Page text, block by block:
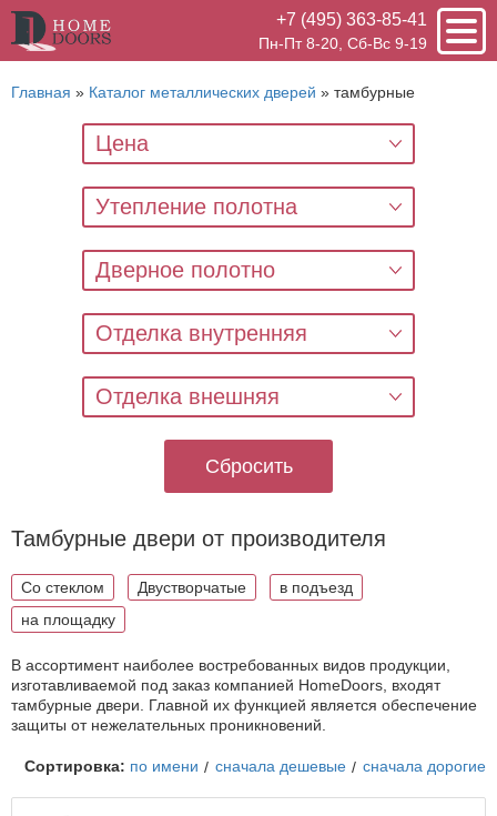
+7 (495) 363-85-41
Пн-Пт 8-20, Сб-Вс 9-19
Главная » Каталог металлических дверей » тамбурные
Цена
Утепление полотна
Дверное полотно
Отделка внутренняя
Отделка внешняя
Сбросить
Тамбурные двери от производителя
Со стеклом Двустворчатые
в подъезд
на площадку
В ассортимент наиболее востребованных видов продукции,
изготавливаемой под заказ компанией HomeDoors, входят
тамбурные двери. Главной их функцией является обеспечение
защиты от нежелательных проникновений.
Сортировка: по имени сначала дешевые сначала дорогие